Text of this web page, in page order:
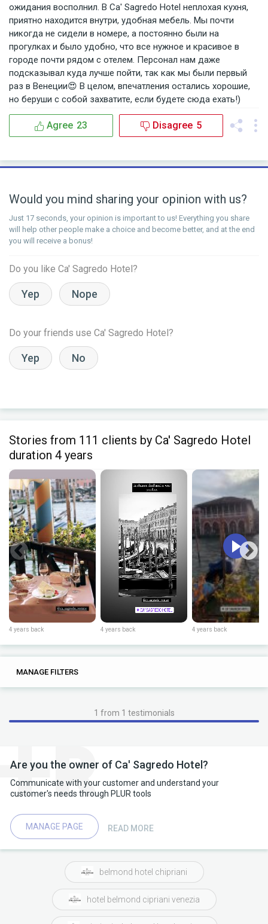
ожидания восполнил. В Ca' Sagredo Hotel неплохая кухня,
приятно находится внутри, удобная мебель. Мы почти
никогда не сидели в номере, а постоянно были на
прогулках и было удобно, что все нужное и красивое в
городе почти рядом с отелем. Персонал нам даже
подсказывал куда лучше пойти, так как мы были первый
раз в Венеции😍 В целом, впечатления остались хорошие,
но беруши с собой захватите, если будете сюда ехать!)
Agree 23 Disagree 5
Would you mind sharing your opinion with us?
Just 17 seconds, your opinion is important to us! Everything you share
will help other people make a choice and become better, and at the end
you will receive a bonus!
Do you like Ca' Sagredo Hotel?
Yep Nope
Do your friends use Ca' Sagredo Hotel?
Yep No
Stories from 111 clients by Ca' Sagredo Hotel
duration 4 years
4 years back 4 years back 4 years back
TAGS 0
MANAGE FILTERS
1 from 1 testimonials
Are you the owner of Ca' Sagredo Hotel?
Communicate with your customer and understand your
customer's needs through PLUR tools
MANAGE PAGE READ MORE
belmond hotel chipriani
hotel belmond cipriani venezia